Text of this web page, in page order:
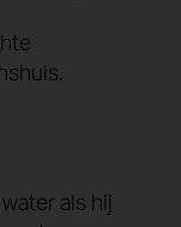
als hij